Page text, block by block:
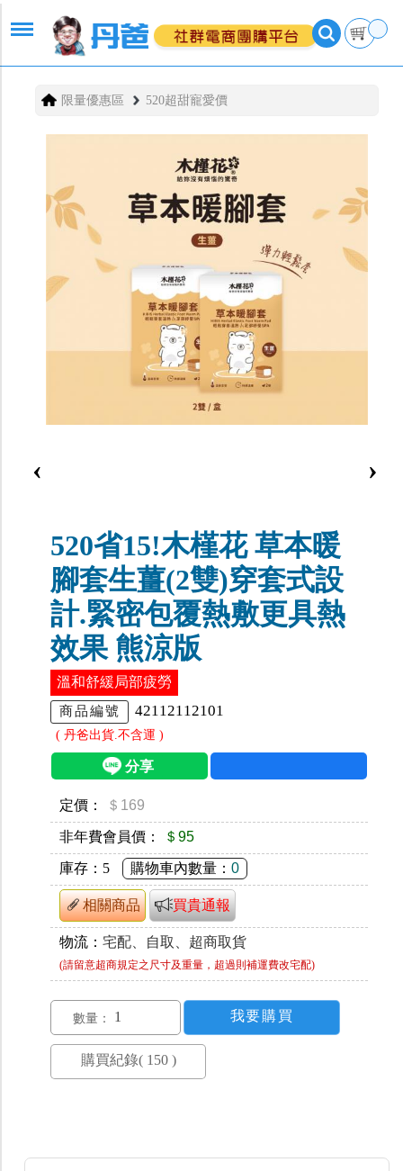
限量優惠區 520超甜寵愛價
‹ ›
520省15!木槿花 草本暖
腳套生薑(2雙)穿套式設
計.緊密包覆熱敷更具熱
效果 熊涼版
溫和舒緩局部疲勞
商品編號 42112112101
( 丹爸出貨.不含運 )
定價： ＄169
非年費會員價： ＄95
庫存： 5 購物車內數量： 0
相關商品 買貴通報
物流： 宅配、自取、超商取貨
(請留意超商規定之尺寸及重量，超過則補運費改宅配)
數量：